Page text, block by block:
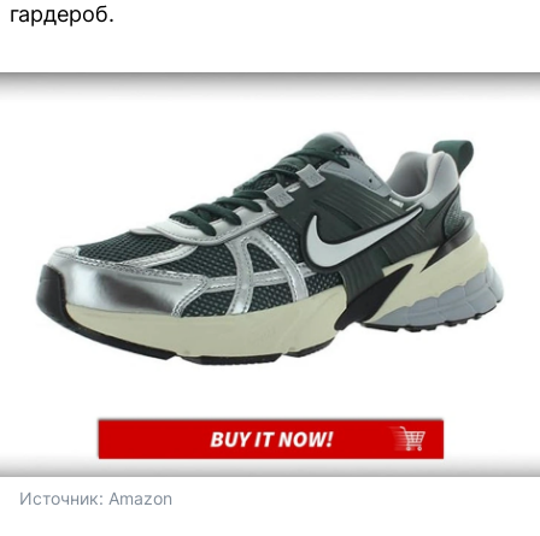
гардероб.
Источник: Amazon